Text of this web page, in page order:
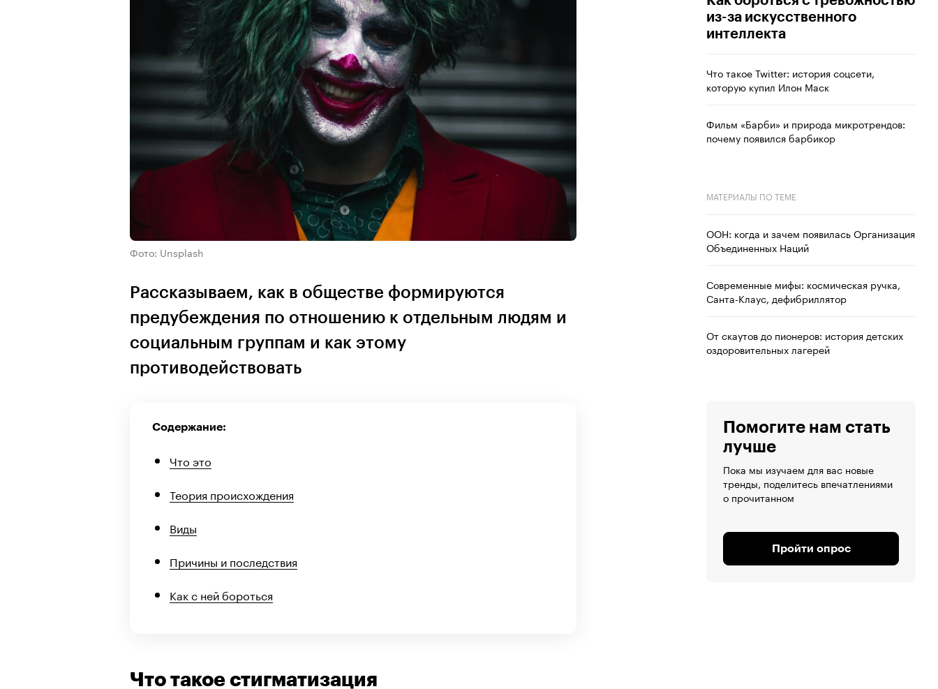
Фото: Unsplash
Рассказываем, как в обществе формируются
предубеждения по отношению к отдельным людям и
социальным группам и как этому
противодействовать
Содержание:
Что это
Теория происхождения
Виды
Причины и последствия
Как с ней бороться
Что такое стигматизация
из-за искусственного
интеллекта
Что такое Twitter: история соцсети,
которую купил Илон Маск
Фильм «Барби» и природа микротрендов:
почему появился барбикор
МАТЕРИАЛЫ ПО ТЕМЕ
ООН: когда и зачем появилась Организация
Объединенных Наций
Современные мифы: космическая ручка,
Санта-Клаус, дефибриллятор
От скаутов до пионеров: история детских
оздоровительных лагерей
Помогите нам стать
лучше
Пока мы изучаем для вас новые
тренды, поделитесь впечатлениями
о прочитанном
Пройти опрос